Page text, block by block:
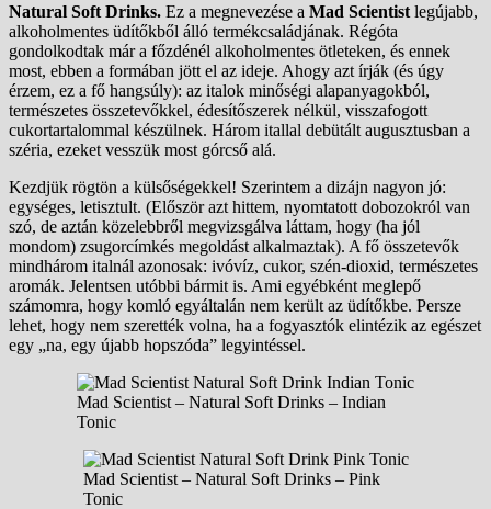
Natural Soft Drinks. Ez a megnevezése a Mad Scientist legújabb,
alkoholmentes üdítőkből álló termékcsaládjának. Régóta
gondolkodtak már a főzdénél alkoholmentes ötleteken, és ennek
most, ebben a formában jött el az ideje. Ahogy azt írják (és úgy
érzem, ez a fő hangsúly): az italok minőségi alapanyagokból,
természetes összetevőkkel, édesítőszerek nélkül, visszafogott
cukortartalommal készülnek. Három itallal debütált augusztusban a
széria, ezeket vesszük most górcső alá.
Kezdjük rögtön a külsőségekkel! Szerintem a dizájn nagyon jó:
egységes, letisztult. (Először azt hittem, nyomtatott dobozokról van
szó, de aztán közelebbről megvizsgálva láttam, hogy (ha jól
mondom) zsugorcímkés megoldást alkalmaztak). A fő összetevők
mindhárom italnál azonosak: ivóvíz, cukor, szén-dioxid, természetes
aromák. Jelentsen utóbbi bármit is. Ami egyébként meglepő
számomra, hogy komló egyáltalán nem került az üdítőkbe. Persze
lehet, hogy nem szerették volna, ha a fogyasztók elintézik az egészet
egy „na, egy újabb hopszóda” legyintéssel.
Mad Scientist – Natural Soft Drinks – Indian
Tonic
Mad Scientist – Natural Soft Drinks – Pink
Tonic